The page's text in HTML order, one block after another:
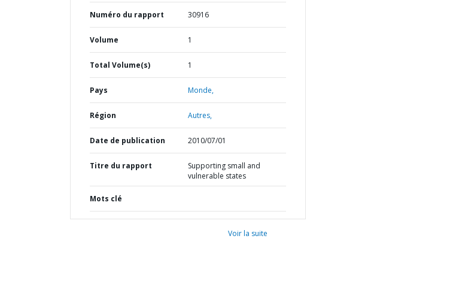
Numéro du rapport 30916
Volume 1
Total Volume(s) 1
Pays Monde,
Région Autres,
Date de publication 2010/07/01
Titre du rapport
Supporting small and
vulnerable states
Mots clé
Voir la suite